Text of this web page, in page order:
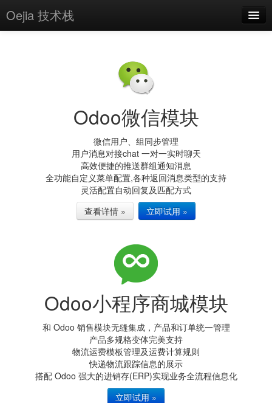
Oejia 技术栈
Odoo微信模块
微信用户、组同步管理
用户消息对接chat 一对一实时聊天
高效便捷的推送群组通知消息
全功能自定义菜单配置,各种返回消息类型的支持
灵活配置自动回复及匹配方式
查看详情 »
立即试用 »
Odoo小程序商城模块
和 Odoo 销售模块无缝集成，产品和订单统一管理
产品多规格变体完美支持
物流运费模板管理及运费计算规则
快递物流跟踪信息的展示
搭配 Odoo 强大的进销存(ERP)实现业务全流程信息化
立即试用 »